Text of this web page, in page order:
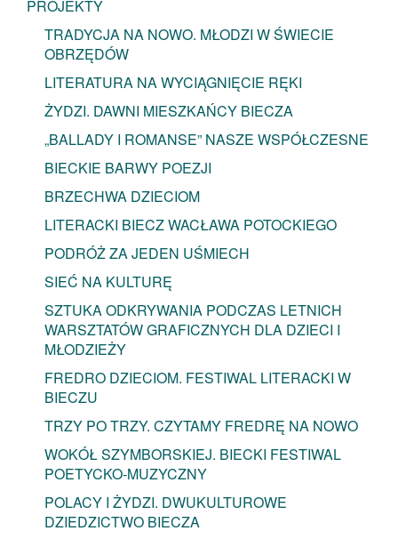
PROJEKTY
TRADYCJA NA NOWO. MŁODZI W ŚWIECIE
OBRZĘDÓW
LITERATURA NA WYCIĄGNIĘCIE RĘKI
ŻYDZI. DAWNI MIESZKAŃCY BIECZA
„BALLADY I ROMANSE” NASZE WSPÓŁCZESNE
BIECKIE BARWY POEZJI
BRZECHWA DZIECIOM
LITERACKI BIECZ WACŁAWA POTOCKIEGO
PODRÓŻ ZA JEDEN UŚMIECH
SIEĆ NA KULTURĘ
SZTUKA ODKRYWANIA PODCZAS LETNICH
WARSZTATÓW GRAFICZNYCH DLA DZIECI I
MŁODZIEŻY
FREDRO DZIECIOM. FESTIWAL LITERACKI W
BIECZU
TRZY PO TRZY. CZYTAMY FREDRĘ NA NOWO
WOKÓŁ SZYMBORSKIEJ. BIECKI FESTIWAL
POETYCKO-MUZYCZNY
POLACY I ŻYDZI. DWUKULTUROWE
DZIEDZICTWO BIECZA